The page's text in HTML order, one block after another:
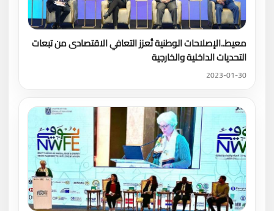
معيط..الإصلاحات الوطنية تُعزز التعافي الاقتصادى من تبعات
التحديات الداخلية والخارجية
2023-01-30